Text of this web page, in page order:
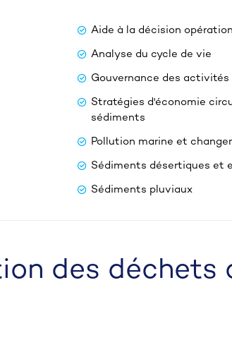
Aide à la décision
Analyse du cycle de vie
Gouvernance des
Stratégies d'économie
sédiments
Pollution marine et
Sédiments désertiques et
Sédiments pluviaux
des déchets